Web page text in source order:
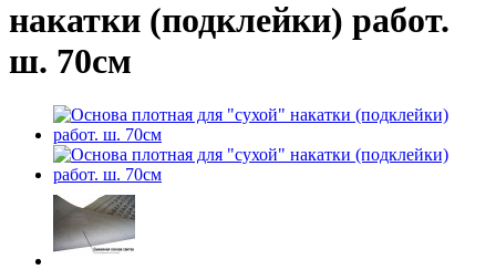
накатки (подклейки) работ.
ш. 70см